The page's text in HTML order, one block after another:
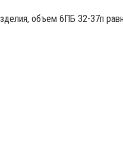
объем 6ПБ 32-37п